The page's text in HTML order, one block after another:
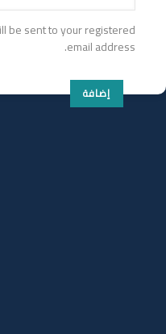
be sent to your registered
email address.